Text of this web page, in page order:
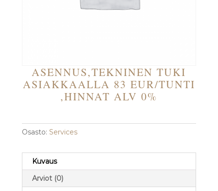
ASENNUS,TEKNINEN TUKI
ASIAKKAALLA 83 EUR/TUNTI
,HINNAT ALV 0%
Osasto: Services
Kuvaus
Arviot (0)